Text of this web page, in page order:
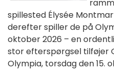
spillested Élysée
derefter spiller de på
oktober 2026 – en
stor efterspørgsel tilføjer
Olympia, torsdag den 15.